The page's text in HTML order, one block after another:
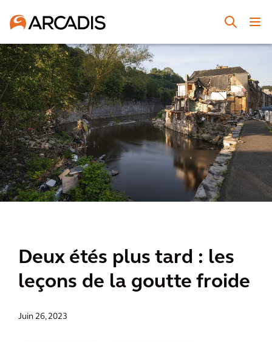
Deux étés plus tard : les
leçons de la goutte froide
Juin 26, 2023